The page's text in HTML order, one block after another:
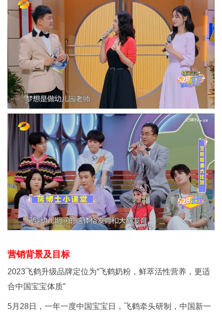
营销背景及目标
2023飞鹤升级品牌定位为“飞鹤奶粉，鲜萃活性营养，更适
合中国宝宝体质”
5月28日，一年一度中国宝宝日，飞鹤牵头研制，中国新一